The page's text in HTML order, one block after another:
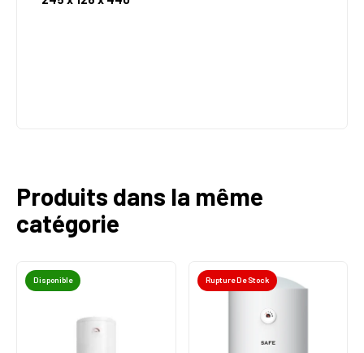
Produits dans la même
catégorie
Disponible Rupture De Stock